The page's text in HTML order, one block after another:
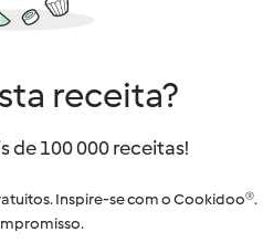
receita?
de 100 000 receitas!
Inspire-se com o Cookidoo®.